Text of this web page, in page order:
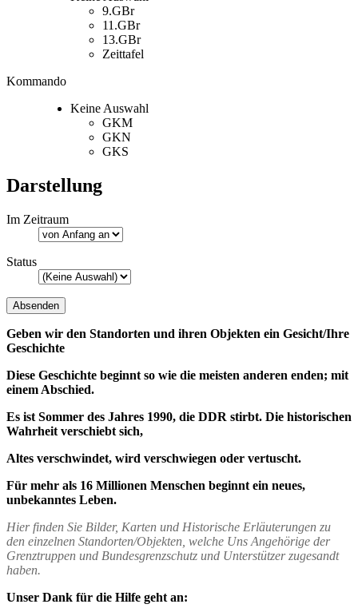
9.GBr
11.GBr
13.GBr
Zeittafel
Kommando
Keine Auswahl
GKM
GKN
GKS
Darstellung
Im Zeitraum
Status
Geben wir den Standorten und ihren Objekten ein Gesicht/Ihre
Geschichte
Diese Geschichte beginnt so wie die meisten anderen enden; mit
einem Abschied.
Es ist Sommer des Jahres 1990, die DDR stirbt. Die historischen
Wahrheit verschiebt sich,
Altes verschwindet, wird verschwiegen oder vertuscht.
Für mehr als 16 Millionen Menschen beginnt ein neues,
unbekanntes Leben.
Hier finden Sie Bilder, Karten und Historische Erläuterungen zu
den einzelnen Standorten/Objekten, welche Uns Angehörige der
Grenztruppen und Bundesgrenzschutz und Unterstützer zugesandt
haben.
Unser Dank für die Hilfe geht an: